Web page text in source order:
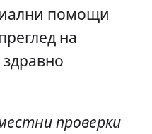
помощи
на
проверки